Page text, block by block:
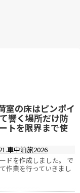
室の床はピンポイ
響く場所だけ防
トを限界まで使
車中泊旅2026
ドを作成しました。 で
作業を行っていきまし